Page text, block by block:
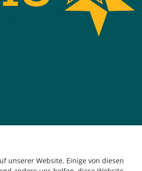
unserer Website. Einige von diesen